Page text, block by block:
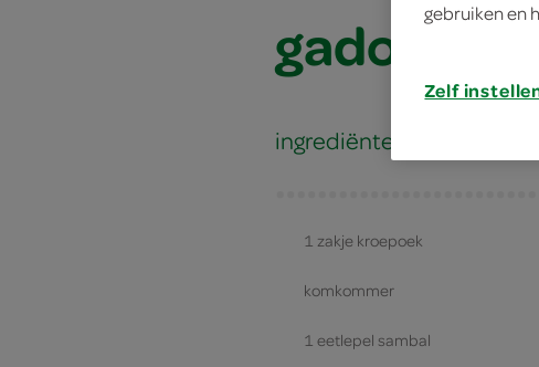
gado-
ingrediënten
1 zakje kroepoek
komkommer
1 eetlepel sambal
gebruiken en
Zelf